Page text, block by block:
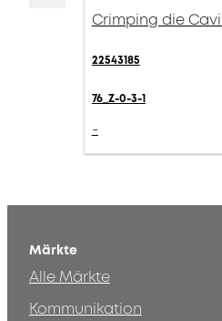
Crimping die
22543185
76_Z-0-3-1
-
Märkte
Alle Märkte
Kommunikation